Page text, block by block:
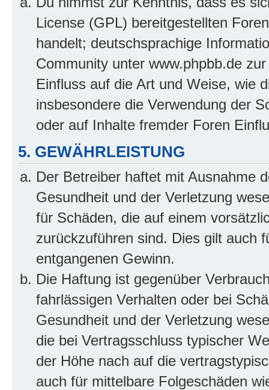
License (GPL) bereitgestellten
handelt; deutschsprachige
Community unter www.phpbb.de
Einfluss auf die Art und Weise, wie
insbesondere die Verwendung der
oder auf Inhalte fremder Foren
5. GEWÄHRLEISTUNG
Der Betreiber haftet mit Ausnahme
Gesundheit und der Verletzung
für Schäden, die auf einem
zurückzuführen sind. Dies gilt auch
entgangenen Gewinn.
Die Haftung ist gegenüber
fahrlässigen Verhalten oder bei
Gesundheit und der Verletzung
die bei Vertragsschluss typischer
der Höhe nach auf die
auch für mittelbare Folgeschäden